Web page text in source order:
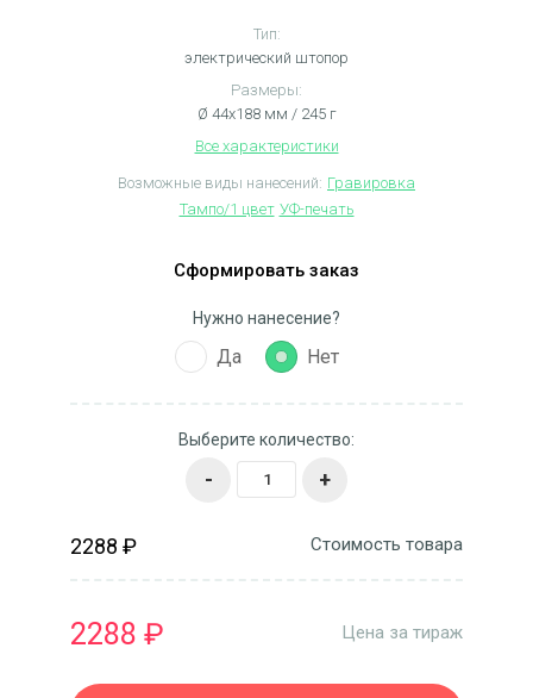
Тип:
электрический штопор
Размеры:
Ø 44x188 мм / 245 г
Все характеристики
Возможные виды нанесений: Гравировка
Тампо/1 цвет УФ-печать
Сформировать заказ
Нужно нанесение?
Да Нет
Выберите количество:
- +
2288 ₽ Стоимость товара
2288 ₽ Цена за тираж